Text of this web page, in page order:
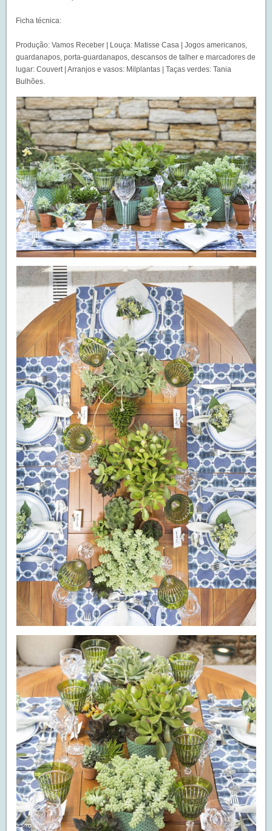
Ficha técnica:
Produção:Vamos Receber | Louça: Matisse Casa | Jogos americanos,
guardanapos, porta-guardanapos, descansos de talher e marcadores de
lugar: Couvert | Arranjos e vasos: Milplantas | Taças verdes: Tania
Bulhões.